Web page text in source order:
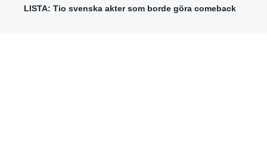
LISTA: Tio svenska akter som borde göra comeback